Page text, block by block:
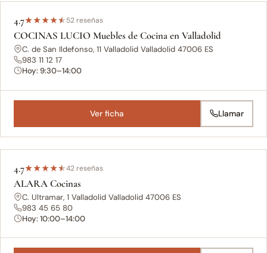
4.7★★★★★52 reseñas
COCINAS LUCIO Muebles de Cocina en Valladolid
C. de San Ildefonso, 11 Valladolid Valladolid 47006 ES
983 11 12 17
Hoy: 9:30–14:00
Ver ficha Llamar
4.7★★★★★42 reseñas
ALARA Cocinas
C. Ultramar, 1 Valladolid Valladolid 47006 ES
983 45 65 80
Hoy: 10:00–14:00